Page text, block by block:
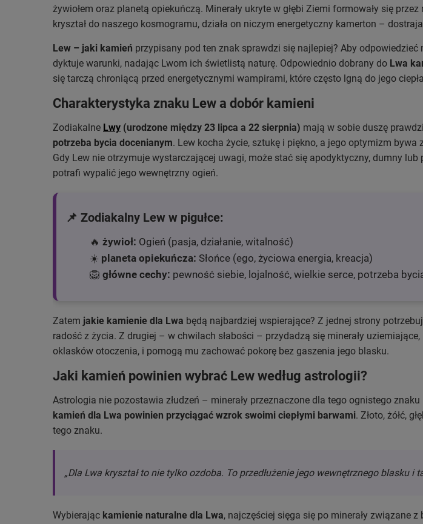
żywiołem oraz planetą opiekuńczą. Minerały ukryte w głębi Ziemi formowały się
kryształ do naszego kosmogramu, działa on niczym energetyczny kamerton –
Lew – jaki kamień przypisany pod ten znak sprawdzi się najlepiej? Aby
dyktuje warunki, nadając Lwom ich świetlistą naturę. Odpowiednio dobrany do Lwa
się tarczą chroniącą przed energetycznymi wampirami, które często lgną do jego
Charakterystyka znaku Lew a dobór kamieni
Zodiakalne Lwy (urodzone między 23 lipca a 22 sierpnia) mają w sobie duszę
potrzeba bycia docenianym. Lew kocha życie, sztukę i piękno, a jego optymizm
Gdy Lew nie otrzymuje wystarczającej uwagi, może stać się apodyktyczny, dumny
potrafi wypalić jego wewnętrzny ogień.
📌 Zodiakalny Lew w pigułce:
🔥 żywioł: Ogień (pasja, działanie, witalność)
☀️ planeta opiekuńcza: Słońce (ego, życiowa energia, kreacja)
🦁 główne cechy: pewność siebie, lojalność, wielkie serce, potrzeba
Zatem jakie kamienie dla Lwa będą najbardziej wspierające? Z jednej strony
radość z życia. Z drugiej – w chwilach słabości – przydadzą się minerały
oklasków otoczenia, i pomogą mu zachować pokorę bez gaszenia jego blasku.
Jaki kamień powinien wybrać Lew według astrologii?
Astrologia nie pozostawia złudzeń – minerały przeznaczone dla tego ognistego
kamień dla Lwa powinien przyciągać wzrok swoimi ciepłymi barwami. Złoto, żółć,
tego znaku.
„Dla Lwa kryształ to nie tylko ozdoba. To przedłużenie jego wewnętrznego blasku
Wybierając kamienie naturalne dla Lwa, najczęściej sięga się po minerały związane